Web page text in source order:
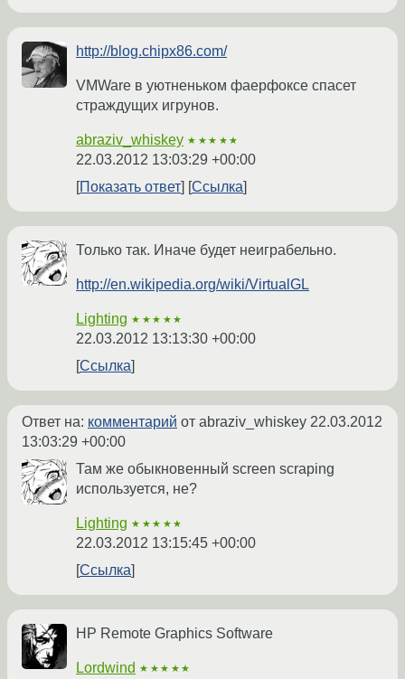
http://blog.chipx86.com/
VMWare в уютненьком фаерфоксе спасет
страждущих игрунов.
abraziv_whiskey ★★★★★
22.03.2012 13:03:29 +00:00
Показать ответ
Ссылка
Только так. Иначе будет неиграбельно.
http://en.wikipedia.org/wiki/VirtualGL
Lighting ★★★★★
22.03.2012 13:13:30 +00:00
Ссылка
Ответ на: комментарий от abraziv_whiskey 22.03.2012
13:03:29 +00:00
Там же обыкновенный screen scraping
используется, не?
Lighting ★★★★★
22.03.2012 13:15:45 +00:00
Ссылка
HP Remote Graphics Software
Lordwind ★★★★★